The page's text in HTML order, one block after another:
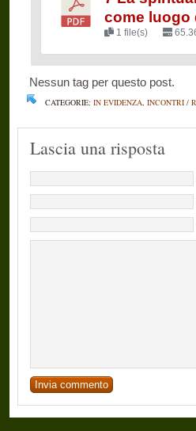
come luogo
1 file(s)
Nessun tag per questo post.
CATEGORIE: IN EVIDENZA, INCONTRI /
Lascia una risposta